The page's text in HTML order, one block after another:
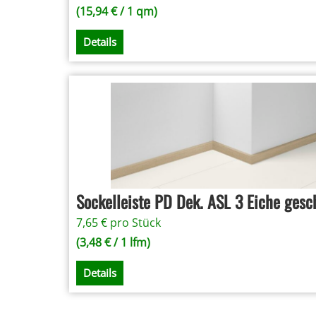
(15,94€/ 1 qm)
Details
Sockelleiste PD Dek. ASL 3 Eiche
7,65€ pro Stück
(3,48€/ 1 lfm)
Details